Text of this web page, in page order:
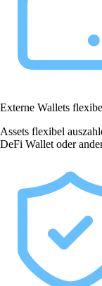
Externe Wallets
Assets flexibel
DeFi Wallet oder